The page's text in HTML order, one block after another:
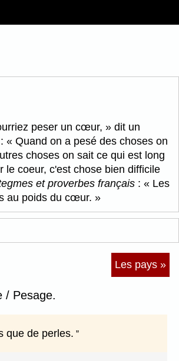
peser un cœur,
dit un
Quand on a pesé des choses on
choses on sait ce qui est long
le coeur, c'est chose bien difficile
et proverbes français :
Les
au poids du cœur.
Les pays »
/ Pesage.
que de perles.